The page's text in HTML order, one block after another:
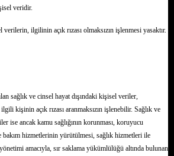
veridir.
ilgilinin açık rızası olmaksızın işlenmesi yasaktır.
sağlık ve cinsel hayat dışındaki kişisel veriler,
kişinin açık rızası aranmaksızın işlenebilir. Sağlık ve
ise ancak kamu sağlığının korunması, koruyucu
hizmetlerinin yürütülmesi, sağlık hizmetleri ile
amacıyla, sır saklama yükümlülüğü altında bulunan